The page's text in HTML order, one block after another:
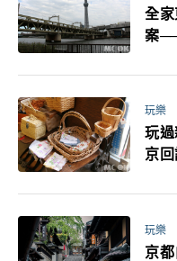
全
案
玩樂
玩
京
玩樂
京